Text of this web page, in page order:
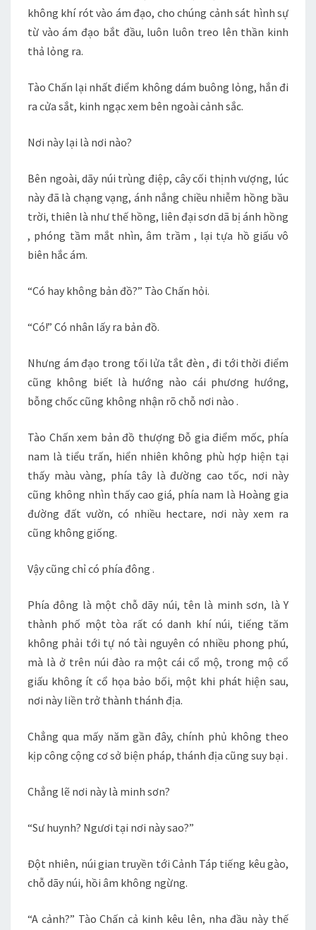
không khí rót vào ám đạo, cho chúng cảnh sát hình sự
từ vào ám đạo bắt đầu, luôn luôn treo lên thần kinh
thả lỏng ra.
Tào Chấn lại nhất điểm không dám buông lỏng, hắn đi
ra cửa sắt, kinh ngạc xem bên ngoài cảnh sắc.
Nơi này lại là nơi nào?
Bên ngoài, dãy núi trùng điệp, cây cối thịnh vượng, lúc
này đã là chạng vạng, ánh nắng chiều nhiễm hồng bầu
trời, thiên là như thế hồng, liên đại sơn dã bị ánh hồng
, phóng tầm mắt nhìn, âm trầm , lại tựa hồ giấu vô
biên hắc ám.
“Có hay không bản đồ?” Tào Chấn hỏi.
“Có!” Có nhân lấy ra bản đồ.
Nhưng ám đạo trong tối lửa tắt đèn , đi tới thời điểm
cũng không biết là hướng nào cái phương hướng,
bỗng chốc cũng không nhận rõ chỗ nơi nào .
Tào Chấn xem bản đồ thượng Đỗ gia điểm mốc, phía
nam là tiểu trấn, hiển nhiên không phù hợp hiện tại
thấy màu vàng, phía tây là đường cao tốc, nơi này
cũng không nhìn thấy cao giá, phía nam là Hoàng gia
đường đất vườn, có nhiều hectare, nơi này xem ra
cũng không giống.
Vậy cũng chỉ có phía đông .
Phía đông là một chỗ dãy núi, tên là minh sơn, là Y
thành phố một tòa rất có danh khí núi, tiếng tăm
không phải tới tự nó tài nguyên có nhiều phong phú,
mà là ở trên núi đào ra một cái cổ mộ, trong mộ cổ
giấu không ít cổ họa bảo bối, một khi phát hiện sau,
nơi này liền trở thành thánh địa.
Chẳng qua mấy năm gần đây, chính phủ không theo
kịp công cộng cơ sở biện pháp, thánh địa cũng suy bại .
Chẳng lẽ nơi này là minh sơn?
“Sư huynh? Ngươi tại nơi này sao?”
Đột nhiên, núi gian truyền tới Cảnh Táp tiếng kêu gào,
chỗ dãy núi, hồi âm không ngừng.
“A cảnh?” Tào Chấn cả kinh kêu lên, nha đầu này thế